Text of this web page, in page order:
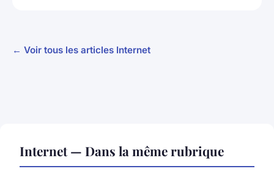
← Voir tous les articles Internet
Internet — Dans la même rubrique